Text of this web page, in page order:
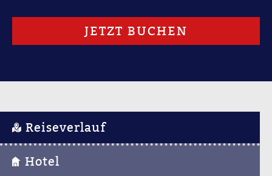
JETZT BUCHEN
Reiseverlauf
Hotel